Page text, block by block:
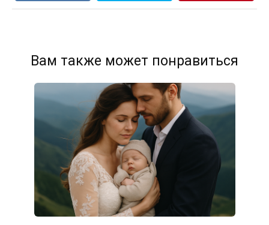
Вам также может понравиться